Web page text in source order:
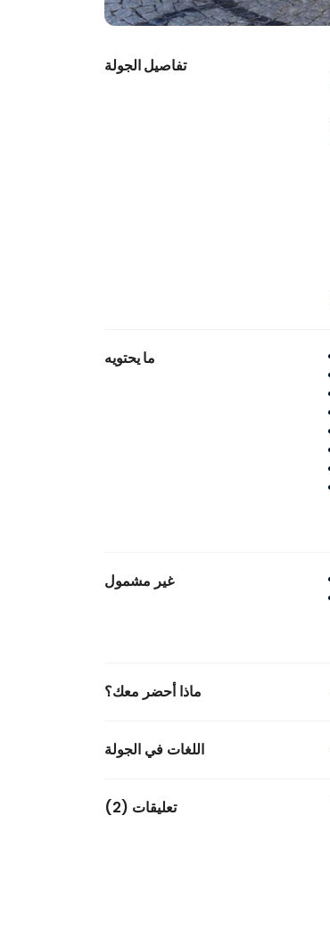
تفاصيل الجولة
ما يحتويه
غير مشمول
ماذا أحضر معك؟
اللغات في الجولة
تعليقات (2)